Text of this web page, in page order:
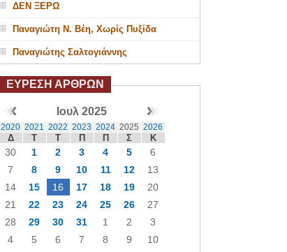
ΔΕΝ ΞΕΡΩ
Παναγιώτη Ν. Βέη, Χωρίς Πυξίδα
Παναγιώτης Σαλτογιάννης
ΕΥΡΕΣΗ ΑΡΘΡΩΝ
Ιουλ 2025
2020 2021 2022 2023 2024 2025 2026
Δ Τ Τ Π Π Σ Κ
30 1 2 3 4 5
6
7
8 9 10 11 12
13
14
15 16 17 18 19
20
21
22 23 24 25 26
27
28
29 30 31 1 2
3
4
5 6 7 8 9 10